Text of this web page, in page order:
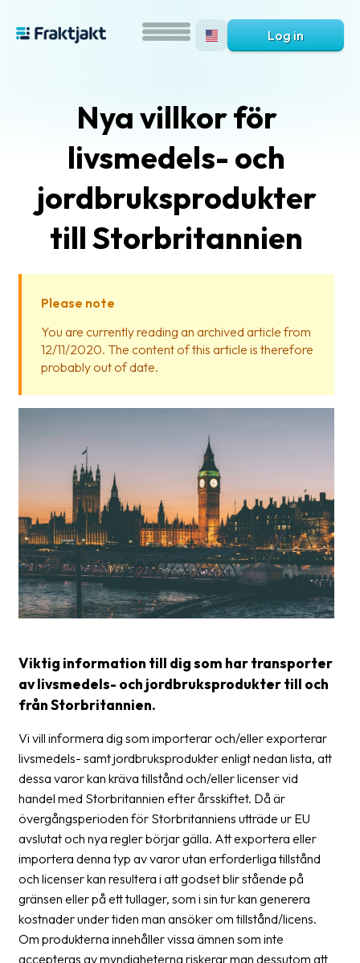
What
Help?
FAQ
Shipping
documents
Printer
settings
Customs
declarations
Delivery
terms
Manuals
scanner
Support
About
the
company
About
Fraktjakt
Log in
Nya villkor för
livsmedels- och
jordbruksprodukter
till Storbritannien
Please note
You are currently reading an archived article from
12/11/2020. The content of this article is therefore
probably out of date.
Viktig information till dig som har transporter
av livsmedels- och jordbruksprodukter till och
från Storbritannien.
Vi vill informera dig som importerar och/eller exporterar
livsmedels- samt jordbruksprodukter enligt nedan lista, att
dessa varor kan kräva tillstånd och/eller licenser vid
handel med Storbritannien efter årsskiftet. Då är
övergångsperioden för Storbritanniens utträde ur EU
avslutat och nya regler börjar gälla. Att exportera eller
importera denna typ av varor utan erforderliga tillstånd
och licenser kan resultera i att godset blir stående på
gränsen eller på ett tullager, som i sin tur kan generera
kostnader under tiden man ansöker om tillstånd/licens.
Om produkterna innehåller vissa ämnen som inte
accepteras av myndigheterna riskerar man dessutom att